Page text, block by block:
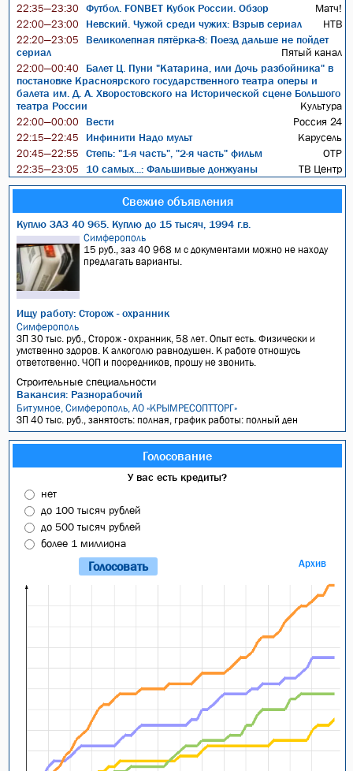
22:35—23:30 Футбол. FONBET Кубок России. Обзор Матч!
22:00—23:00 Невский. Чужой среди чужих: Взрыв сериал НТВ
22:20—23:05
Великолепная пятёрка-8: Поезд дальше не пойдет
сериал
Пятый канал
22:00—00:40
Балет Ц. Пуни "Катарина, или Дочь разбойника" в
постановке Красноярского государственного театра оперы и
балета им. Д. А. Хворостовского на Исторической сцене Большого
театра России
Культура
22:00—00:00 Вести Россия 24
22:15—22:45 Инфинити Надо мульт Карусель
20:45—22:55 Степь: "1-я часть", "2-я часть" фильм ОТР
22:35—23:05 10 самых...: Фальшивые донжуаны ТВ Центр
Свежие объявления
Куплю ЗАЗ 40 965. Куплю до 15 тысяч, 1994 г.в.
Симферополь
15 руб., заз 40 968 м с документами можно не находу
предлагать варианты.
Ищу работу: Сторож - охранник
Симферополь
ЗП 30 тыс. руб., Сторож - охранник, 58 лет. Опыт есть. Физически и
умственно здоров. К алкоголю равнодушен. К работе отношусь
ответственно. ЧОП и посредников, прошу не звонить.
Строительные специальности
Вакансия: Разнорабочий
Битумное, Симферополь, АО «КРЫМРЕСОПТТОРГ»
ЗП 40 тыс. руб., занятость: полная, график работы: полный ден
Голосование
У вас есть кредиты?
нет
до 100 тысяч рублей
до 500 тысяч рублей
более 1 миллиона
Архив